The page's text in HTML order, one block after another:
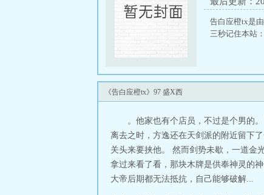
告白应橙tx是
三秒记住本站
《告白应橙tx》97 盛X西
。他家也有个店员，不过是个男的
离去之时，方逸还在天剑派的附近留下
关头来要挟他。 然而剑势未歇，一道金
拿过来看了看，那块木牌是供奉神灵的
大帝后期都无法抵抗，自己能够破解...